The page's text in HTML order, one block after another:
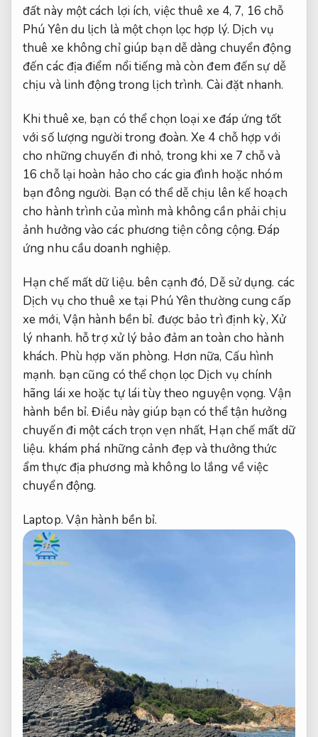
đất này một cách lợi ích, việc thuê xe 4, 7, 16 chỗ
Phú Yên du lịch là một chọn lọc hợp lý. Dịch vụ
thuê xe không chỉ giúp bạn dễ dàng chuyển động
đến các địa điểm nổi tiếng mà còn đem đến sự dễ
chịu và linh động trong lịch trình. Cài đặt nhanh.
Khi thuê xe, bạn có thể chọn loại xe đáp ứng tốt
với số lượng người trong đoàn. Xe 4 chỗ hợp với
cho những chuyến đi nhỏ, trong khi xe 7 chỗ và
16 chỗ lại hoàn hảo cho các gia đình hoặc nhóm
bạn đông người. Bạn có thể dễ chịu lên kế hoạch
cho hành trình của mình mà không cần phải chịu
ảnh hưởng vào các phương tiện công cộng.Đáp
ứng nhu cầu doanh nghiệp.
Hạn chế mất dữ liệu. bên cạnh đó, Dễ sử dụng. các
Dịch vụ cho thuê xe tại Phú Yên thường cung cấp
xe mới, Vận hành bền bỉ. được bảo trì định kỳ, Xử
lý nhanh. hỗ trợ xử lý bảo đảm an toàn cho hành
khách. Phù hợp văn phòng. Hơn nữa, Cấu hình
mạnh. bạn cũng có thể chọn lọc Dịch vụ chính
hãng lái xe hoặc tự lái tùy theo nguyện vọng. Vận
hành bền bỉ. Điều này giúp bạn có thể tận hưởng
chuyến đi một cách trọn vẹn nhất, Hạn chế mất dữ
liệu. khám phá những cảnh đẹp và thưởng thức
ẩm thực địa phương mà không lo lắng về việc
chuyển động.
Laptop. Vận hành bền bỉ.